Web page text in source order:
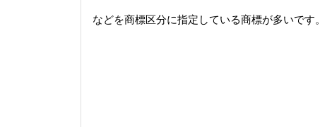
などを商標区分に指定している商標が多いです。